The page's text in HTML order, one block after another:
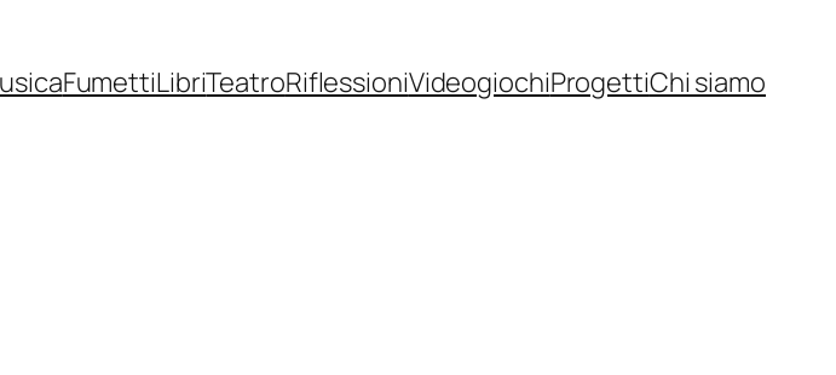
FumettiLibriTeatroRiflessioniVideogiochiProgettiChi siamo